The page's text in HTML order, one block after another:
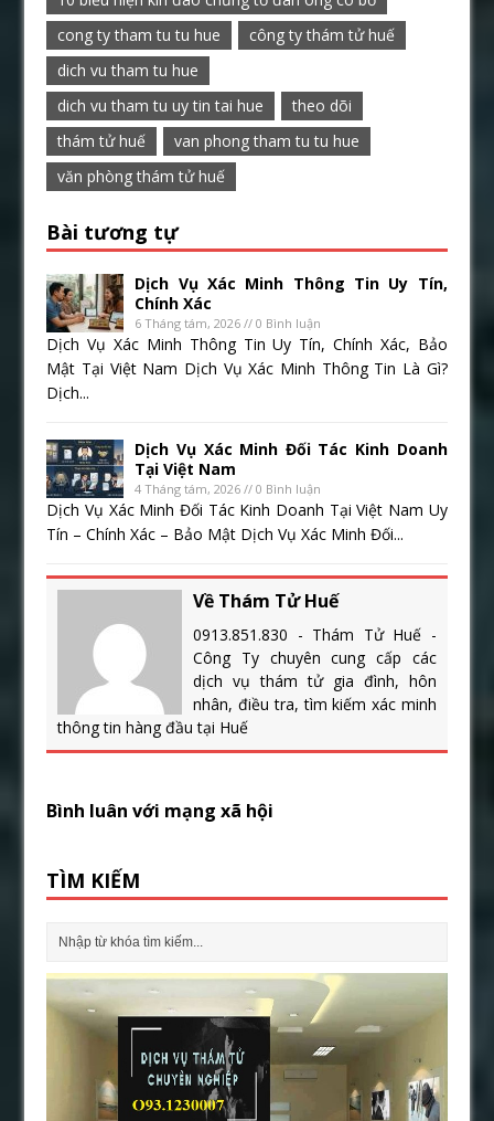
cong ty tham tu tu hue
công ty thám tử huế
dich vu tham tu hue
dich vu tham tu uy tin tai hue
theo dõi
thám tử huế
van phong tham tu tu hue
văn phòng thám tử huế
Bài tương tự
Dịch Vụ Xác Minh Thông Tin Uy Tín,
Chính Xác
6 Tháng tám, 2026 // 0 Bình luận
Dịch Vụ Xác Minh Thông Tin Uy Tín, Chính Xác, Bảo
Mật Tại Việt Nam Dịch Vụ Xác Minh Thông Tin Là Gì?
Dịch...
Dịch Vụ Xác Minh Đối Tác Kinh Doanh
Tại Việt Nam
4 Tháng tám, 2026 // 0 Bình luận
Dịch Vụ Xác Minh Đối Tác Kinh Doanh Tại Việt Nam Uy
Tín – Chính Xác – Bảo Mật Dịch Vụ Xác Minh Đối...
Về Thám Tử Huế
0913.851.830 - Thám Tử Huế -
Công Ty chuyên cung cấp các
dịch vụ thám tử gia đình, hôn
nhân, điều tra, tìm kiếm xác minh
thông tin hàng đầu tại Huế
Bình luân với mạng xã hội
TÌM KIẾM